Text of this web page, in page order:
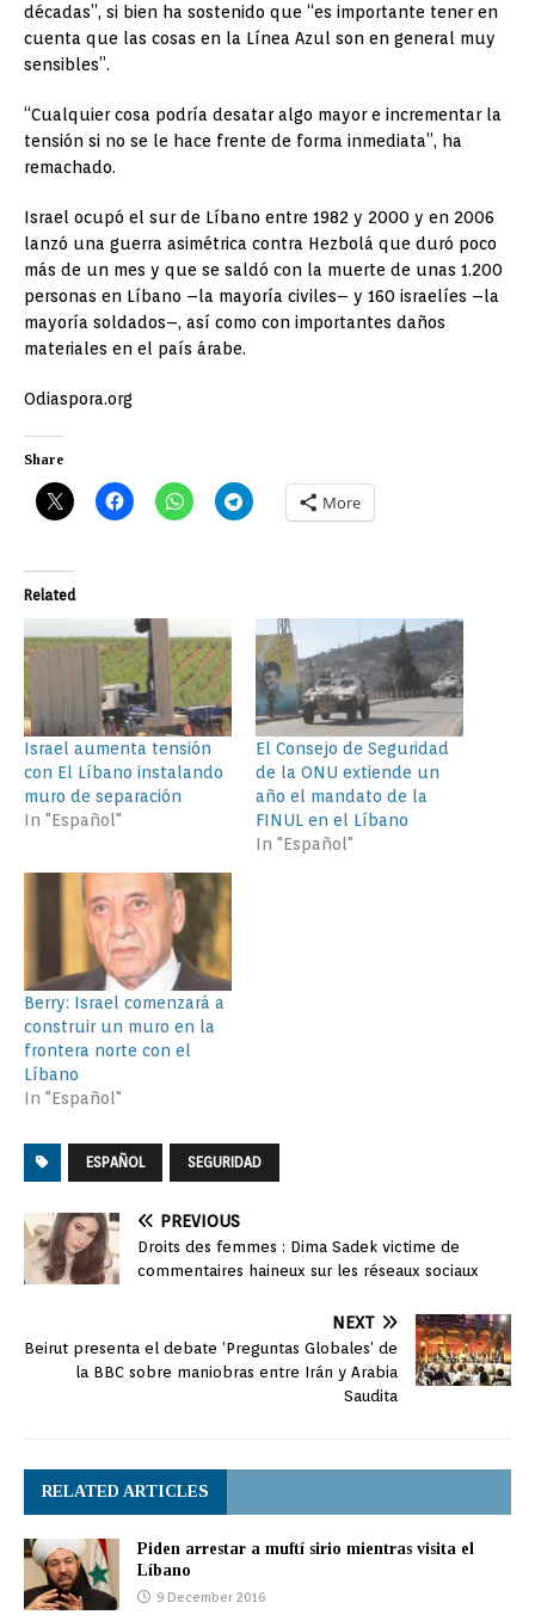
décadas”, si bien ha sostenido que “es importante tener en
cuenta que las cosas en la Línea Azul son en general muy
sensibles”.
“Cualquier cosa podría desatar algo mayor e incrementar la
tensión si no se le hace frente de forma inmediata”, ha
remachado.
Israel ocupó el sur de Líbano entre 1982 y 2000 y en 2006
lanzó una guerra asimétrica contra Hezbolá que duró poco
más de un mes y que se saldó con la muerte de unas 1.200
personas en Líbano –la mayoría civiles– y 160 israelíes –la
mayoría soldados–, así como con importantes daños
materiales en el país árabe.
Odiaspora.org
Share
More
Related
Israel aumenta tensión
con El Líbano instalando
muro de separación
In "Español"
El Consejo de Seguridad
de la ONU extiende un
año el mandato de la
FINUL en el Líbano
In "Español"
Berry: Israel comenzará a
construir un muro en la
frontera norte con el
Líbano
In "Español"
ESPAÑOL SEGURIDAD
PREVIOUS
Droits des femmes : Dima Sadek victime de
commentaires haineux sur les réseaux sociaux
NEXT
Beirut presenta el debate ‘Preguntas Globales’ de
la BBC sobre maniobras entre Irán y Arabia
Saudita
RELATED ARTICLES
Piden arrestar a muftí sirio mientras visita el
Líbano
9 December 2016